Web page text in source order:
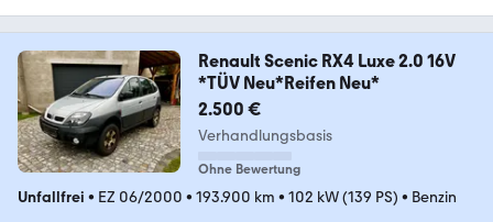
Renault Scenic RX4 Luxe 2.0 16V
*TÜV Neu*Reifen Neu*
2.500 €
Verhandlungsbasis
Ohne Bewertung
Unfallfrei • EZ 06/2000 • 193.900 km • 102 kW (139 PS) • Benzin